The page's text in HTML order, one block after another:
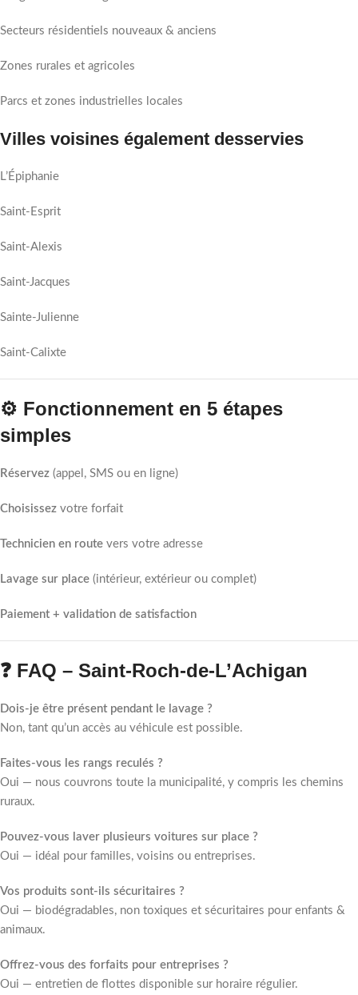
Secteurs résidentiels nouveaux & anciens
Zones rurales et agricoles
Parcs et zones industrielles locales
Villes voisines également desservies
L’Épiphanie
Saint-Esprit
Saint-Alexis
Saint-Jacques
Sainte-Julienne
Saint-Calixte
⚙️ Fonctionnement en 5 étapes
simples
Réservez (appel, SMS ou en ligne)
Choisissez votre forfait
Technicien en route vers votre adresse
Lavage sur place (intérieur, extérieur ou complet)
Paiement + validation de satisfaction
❓ FAQ – Saint-Roch-de-L’Achigan
Dois-je être présent pendant le lavage ?
Non, tant qu’un accès au véhicule est possible.
Faites-vous les rangs reculés ?
Oui — nous couvrons toute la municipalité, y compris les chemins
ruraux.
Pouvez-vous laver plusieurs voitures sur place ?
Oui — idéal pour familles, voisins ou entreprises.
Vos produits sont-ils sécuritaires ?
Oui — biodégradables, non toxiques et sécuritaires pour enfants &
animaux.
Offrez-vous des forfaits pour entreprises ?
Oui — entretien de flottes disponible sur horaire régulier.